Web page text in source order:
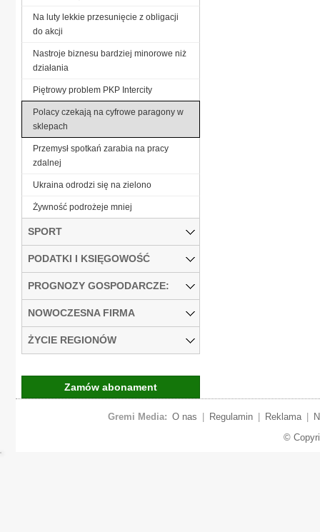
Na luty lekkie przesunięcie z obligacji
do akcji
Nastroje biznesu bardziej minorowe niż
działania
Piętrowy problem PKP Intercity
Polacy czekają na cyfrowe paragony w
sklepach
Przemysł spotkań zarabia na pracy
zdalnej
Ukraina odrodzi się na zielono
Żywność podrożeje mniej
SPORT
PODATKI I KSIĘGOWOŚĆ
PROGNOZY GOSPODARCZE:
NOWOCZESNA FIRMA
ŻYCIE REGIONÓW
Zamów abonament
Gremi Media: O nas Regulamin Reklama
©